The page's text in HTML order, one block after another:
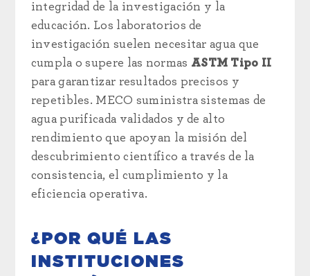
integridad de la investigación y la
educación. Los laboratorios de
investigación suelen necesitar agua que
cumpla o supere las normas ASTM Tipo II
para garantizar resultados precisos y
repetibles. MECO suministra sistemas de
agua purificada validados y de alto
rendimiento que apoyan la misión del
descubrimiento científico a través de la
consistencia, el cumplimiento y la
eficiencia operativa.
¿POR QUÉ LAS
INSTITUCIONES